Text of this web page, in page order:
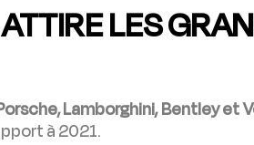
LES
Lamborghini, Bentley et
à 2021.